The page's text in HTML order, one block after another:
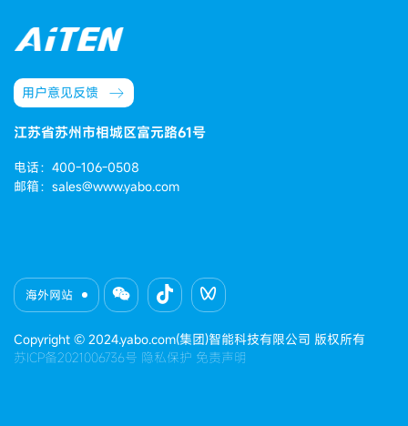
用户意见反馈
江苏省苏州市相城区富元路61号
电话：400-106-0508
邮箱：sales@www.yabo.com
海外网站
Copyright © 2024.yabo.com(集团)智能科技有限公司 版权所有
苏ICP备2021006736号 隐私保护 免责声明